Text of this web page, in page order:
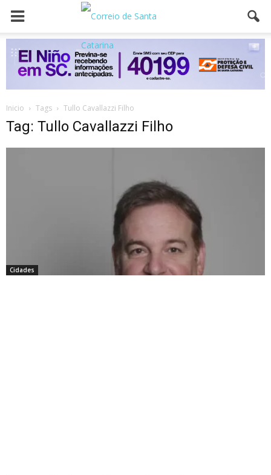
Inicio Tags Tullo Cavallazzi Filho
Tag: Tullo Cavallazzi Filho
Cidades